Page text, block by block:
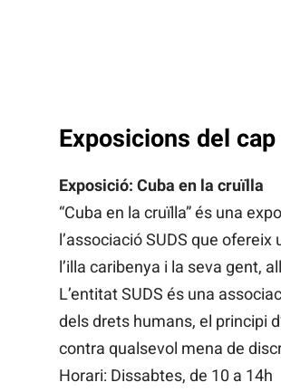
Exposicions del
Exposició: Cuba en la cruïlla
“Cuba en la cruïlla” és una
l’associació SUDS que
l’illa caribenya i la seva gent,
L’entitat SUDS és una
dels drets humans, el principi
contra qualsevol mena de
Horari: Dissabtes, de 10 a 14h